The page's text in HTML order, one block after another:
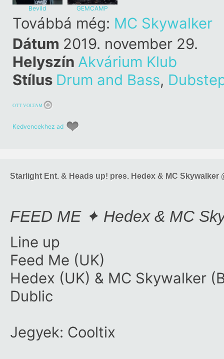
Bevild GEMCAMP
Továbbá még: MC Skywalker
Dátum 2019. november 29.
Helyszín Akvárium Klub
Stílus Drum and Bass,
OTT VOLTAM
Kedvencekhez ad
Starlight Ent. & Heads up! pres. Hedex & MC Skywalker
FEED ME ✦ Hedex & MC
Line up
Feed Me (UK)
Hedex (UK) & MC Skywalker
Dublic
Jegyek: Cooltix